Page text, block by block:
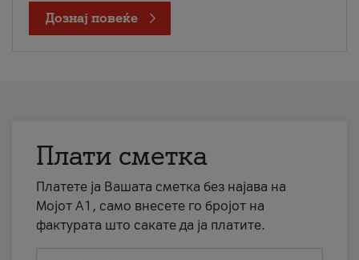
Дознај повеќе
Плати сметка
Платете ја Вашата сметка без најава на
Мојот А1, само внесете го бројот на
фактурата што сакате да ја платите.